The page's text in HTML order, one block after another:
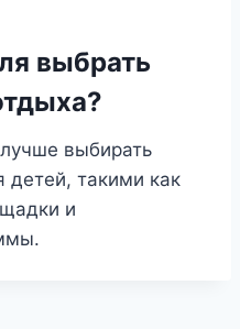
выбрать
выбирать
детей, такими как
и